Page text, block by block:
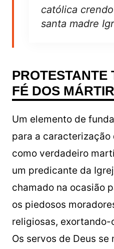
católica
santa madre
PROTESTANTE
FÉ DOS
Um elemento de
para a caracterização
como verdadeiro
um predicante da
chamado na ocasião
os piedosos
religiosas, exortando-
Os servos de Deus